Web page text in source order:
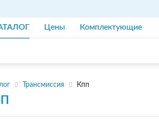
Цены Комплектующие
Трансмиссия Кпп